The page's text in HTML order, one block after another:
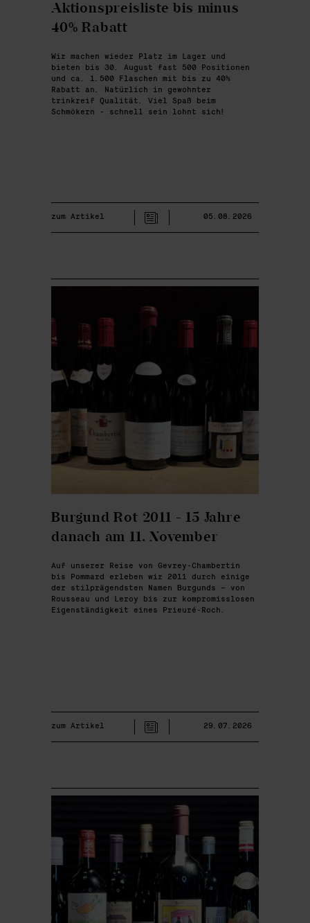
Aktionspreisliste bis minus
40% Rabatt
Wir machen wieder Platz im Lager und
bieten bis 30. August fast 500 Positionen
und ca. 1.500 Flaschen mit bis zu 40%
Rabatt an. Natürlich in gewohnter
trinkreif Qualität. Viel Spaß beim
Schmökern - schnell sein lohnt sich!
zum Artikel 05.08.2026
Burgund Rot 2011 - 15 Jahre
danach am 11. November
Auf unserer Reise von Gevrey-Chambertin
bis Pommard erleben wir 2011 durch einige
der stilprägendsten Namen Burgunds – von
Rousseau und Leroy bis zur kompromisslosen
Eigenständigkeit eines Prieuré-Roch.
zum Artikel 29.07.2026